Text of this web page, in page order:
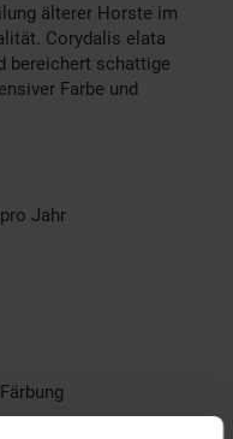
älterer Horste im
Corydalis elata
bereichert schattige
Farbe und
Jahr